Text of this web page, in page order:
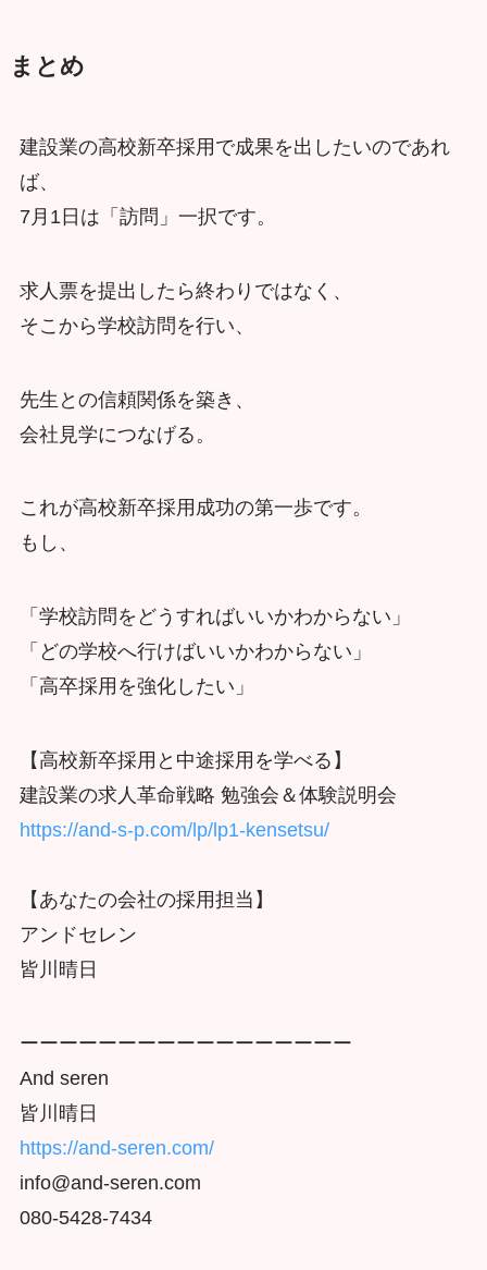
まとめ
建設業の高校新卒採用で成果を出したいのであれ
ば、
7月1日は「訪問」一択です。
求人票を提出したら終わりではなく、
そこから学校訪問を行い、
先生との信頼関係を築き、
会社見学につなげる。
これが高校新卒採用成功の第一歩です。
もし、
「学校訪問をどうすればいいかわからない」
「どの学校へ行けばいいかわからない」
「高卒採用を強化したい」
【高校新卒採用と中途採用を学べる】
建設業の求人革命戦略 勉強会＆体験説明会
https://and-s-p.com/lp/lp1-kensetsu/
【あなたの会社の採用担当】
アンドセレン
皆川晴日
ーーーーーーーーーーーーーーーーー
And seren
皆川晴日
https://and-seren.com/
info@and-seren.com
080-5428-7434